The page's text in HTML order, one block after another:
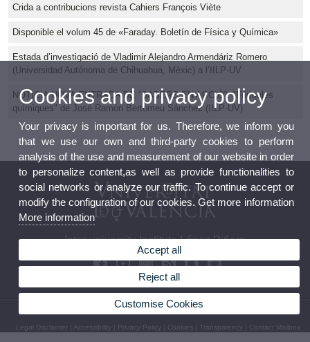
Crida a contribucions revista Cahiers François Viète
Disponible el volum 45 de «Faraday. Boletín de Física y Química»
Estada d’investigació de Vladimir Alejandro Armendáriz Romero
(Universidad Autónoma de Chihuahua, Mèxic) a l’IILP-UV
NOTICIA NOVA ENTRADA DE “SABERS EN ACCIÓ”: "Fórmules
químiques" de José Ramón Bertomeu Sánchez (IILP-UV)
Inter-university Institute López Piñero
Legal Disclaimer Accessibility Privacy Policy Cookies Transparency Contact Mailbox
Cookies and privacy policy
Your privacy is important for us. Therefore, we inform you
that we use our own and third-party cookies to perform
analysis of the use and measurement of our website in order
to personalize content,as well as provide functionalities to
social networks or analyze our traffic. To continue accept or
modify the configuration of our cookies. Get more information
More information
Accept all
Reject all
Customise Cookies